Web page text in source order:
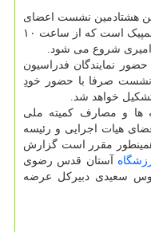
هشتادمین نشست اعضای
هیات اجرایی و هیات رئیسه کمیته ملی المپیک است که از ساعت ۱۰
شروع می شود.
نمایندگان فدراسیون
نشست صرفا با حضور خودِ
خواهد شد.
ها و مصارف کمیته ملی
هیات اجرایی و رئیسه
مقرر است گزارش
آستان قدس رضوی
سعیدی دبیرکل عرضه